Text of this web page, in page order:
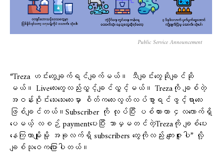
Public Service Announcement
“Treza ဟင်းတွေချက်ရင်ချက်မယ်။ သီချင်းတွေဆိုချင်ဆို
မယ်။ Liveလေးတွေလည်းလွှင့်ချင်လွှင့်မယ်။ Trezaကို ချစ်တဲ့
အဝန်းဝိုင်းသေးသေးလေးမှာ စိတ်ကလေးလွတ်လပ်စွာရင်ဖွင့်ရာလေး
ဖြစ်ချင်တယ်။Subscriber ကို လုပ်ပြီး ပစ်ထားတာ ၄လလောက်ရှိ
ပေမယ့် လစဉ် paymentပေးပြီး ဘာမှမတင်တဲ့Trezaကို ချစ်ပေး
နေကြတာမျိုးမို့ အခုလက်ရှိ subscribers တွေကိုလည်း ကျေးဇူးပါ” လို့
ချစ်သုဝေကပြောပါတယ်။